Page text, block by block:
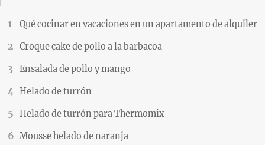
Qué cocinar en vacaciones en un apartamento de alquiler
Croque cake de pollo a la barbacoa
Ensalada de pollo y mango
Helado de turrón
Helado de turrón para Thermomix
Mousse helado de naranja